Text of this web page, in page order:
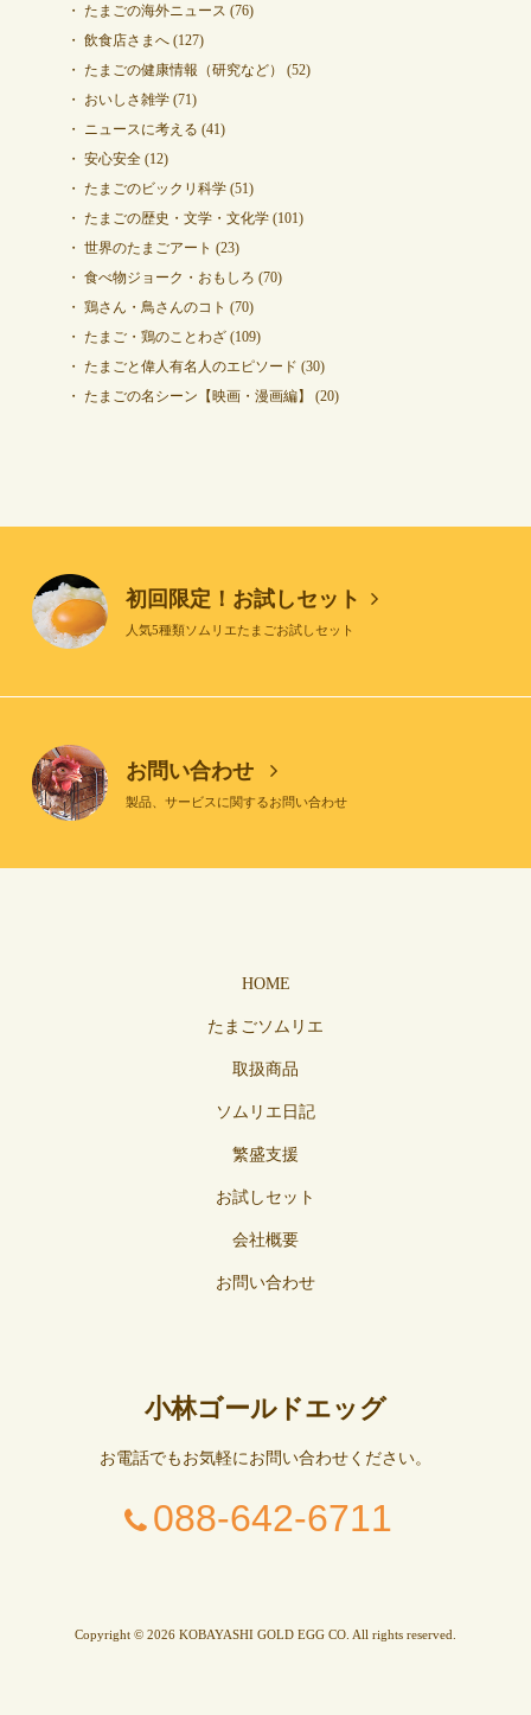
たまごの海外ニュース (76)
飲食店さまへ(127)
たまごの健康情報（研究など）
(52)
おいしさ雑学(71)
ニュースに考える (41)
安心安全(12)
たまごのビックリ科学(51)
たまごの歴史・文学・文化学(101)
世界のたまごアート (23)
食べ物ジョーク・おもしろ (70)
鶏さん・鳥さんのコト (70)
たまご・鶏のことわざ(109)
たまごと偉人有名人のエピソード (30)
たまごの名シーン【映画・漫画編】
(20)
初回限定！お試しセット
人気5種類ソムリエたまごお試しセット
お問い合わせ
製品、サービスに関するお問い合わせ
HOME
たまごソムリエ
取扱商品
ソムリエ日記
繁盛支援
お試しセット
会社概要
お問い合わせ
小林ゴールドエッグ
お電話でもお気軽にお問い合わせください。
088-642-6711
Copyright © 2026 KOBAYASHI GOLD EGG CO. All rights reserved.